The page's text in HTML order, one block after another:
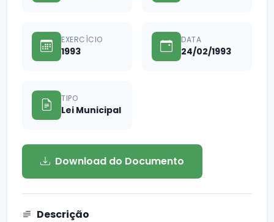
EXERCÍCIO
1993
DATA
24/02/1993
TIPO
Lei Municipal
Download do Documento
Descrição